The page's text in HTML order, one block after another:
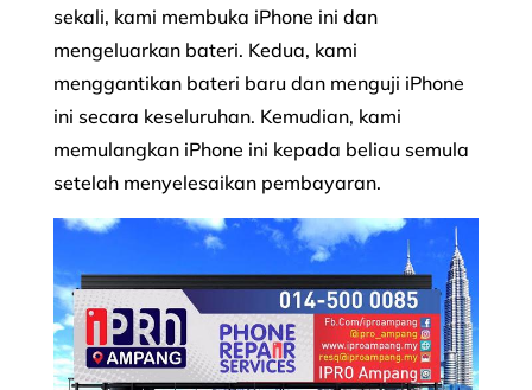
sekali, kami membuka iPhone ini dan
mengeluarkan bateri. Kedua, kami
menggantikan bateri baru dan menguji iPhone
ini secara keseluruhan. Kemudian, kami
memulangkan iPhone ini kepada beliau semula
setelah menyelesaikan pembayaran.